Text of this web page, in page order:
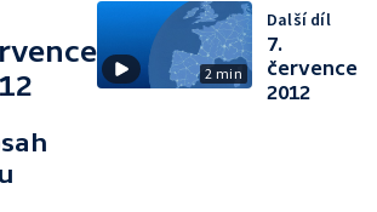
2 min
Další díl
7.
července
2012